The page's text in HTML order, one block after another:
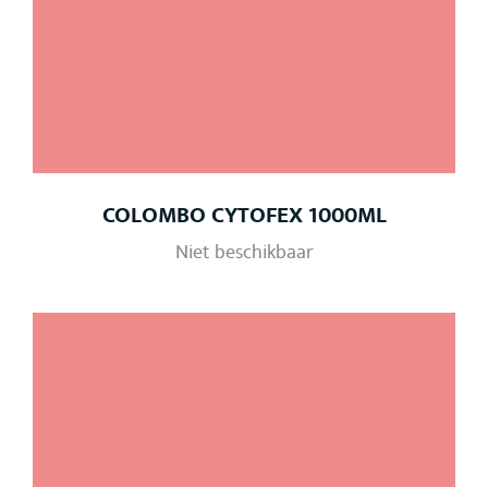
COLOMBO CYTOFEX 1000ML
Niet beschikbaar